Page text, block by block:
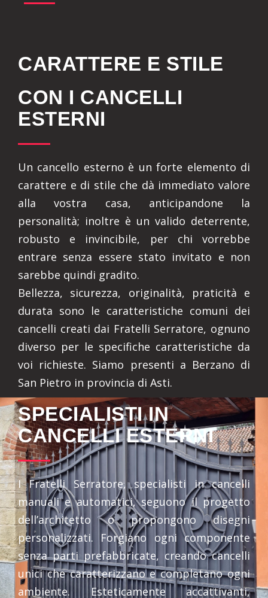
CARATTERE E STILE
CON I CANCELLI
ESTERNI
Un cancello esterno è un forte elemento di
carattere e di stile che dà immediato valore
alla vostra casa, anticipandone la
personalità; inoltre è un valido deterrente,
robusto e invincibile, per chi vorrebbe
entrare senza essere stato invitato e non
sarebbe quindi gradito.
Bellezza, sicurezza, originalità, praticità e
durata sono le caratteristiche comuni dei
cancelli creati dai Fratelli Serratore, ognuno
diverso per le specifiche caratteristiche da
voi richieste. Siamo presenti a Berzano di
San Pietro in provincia di Asti.
SPECIALISTI IN
CANCELLI ESTERNI
I Fratelli Serratore, specialisti in cancelli
manuali e automatici, seguono il progetto
dell’architetto o propongono disegni
personalizzati. Forgiano ogni componente
senza parti prefabbricate, creando cancelli
unici che caratterizzano e completano ogni
ambiente. Esteticamente accattivanti,